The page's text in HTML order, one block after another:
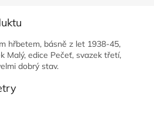
hřbetem, básně z let 1938-45,
Malý, edice Pečeť, svazek třetí,
dobrý stav.